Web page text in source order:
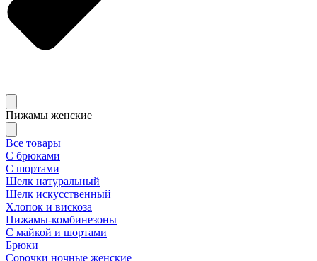
Пижамы женские
Все товары
С брюками
С шортами
Шелк натуральный
Шелк искусственный
Хлопок и вискоза
Пижамы-комбинезоны
С майкой и шортами
Брюки
Сорочки ночные женские